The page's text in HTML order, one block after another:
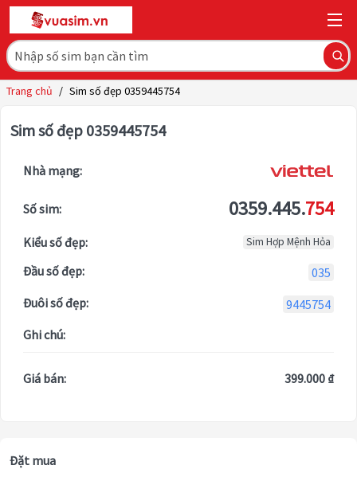
Trang chủ / Sim số đẹp 0359445754
Sim số đẹp 0359445754
Nhà mạng:
Số sim: 0359.445.754
Kiểu số đẹp: Sim Hợp Mệnh Hỏa
Đầu số đẹp:
035
Đuôi số đẹp:
9445754
Ghi chú:
Giá bán: 399.000 ₫
Đặt mua